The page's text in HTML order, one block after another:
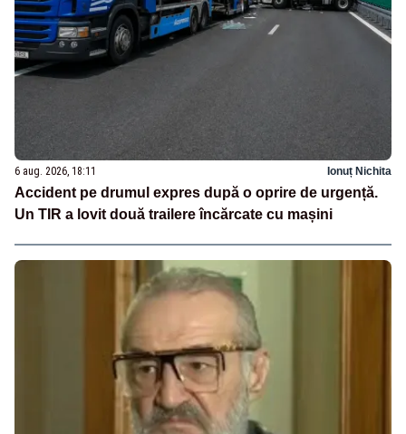
6 aug. 2026, 18:11 Ionuț Nichita
Accident pe drumul expres după o oprire de urgență.
Un TIR a lovit două trailere încărcate cu mașini